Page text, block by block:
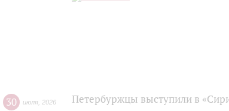
30 июля 2026 Петербуржцы выступили в